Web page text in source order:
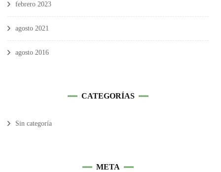
febrero 2023
agosto 2021
agosto 2016
CATEGORÍAS
Sin categoría
META